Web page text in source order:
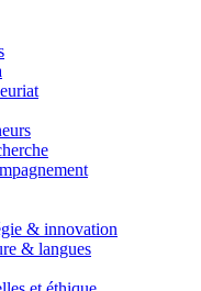
& innovation
& langues